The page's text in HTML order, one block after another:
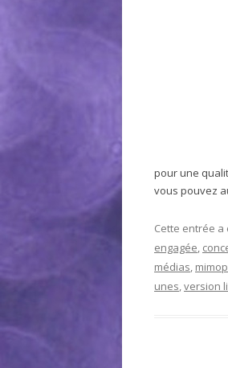
pour une
vous pouvez
Cette entrée
engagée,
médias,
unes,version